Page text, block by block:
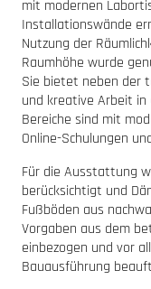
mit modernen
Installationswände
Nutzung der
Raumhöhe wurde
Sie bietet neben der
und kreative Arbeit in
Bereiche sind mit
Online-Schulungen
Für die Ausstattung
berücksichtigt und
Fußböden aus
Vorgaben aus dem
einbezogen und vor
Bauausführung